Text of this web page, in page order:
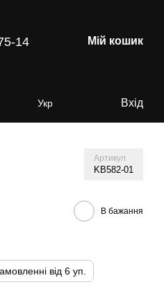
14 Мій кошик
Укр Вхід
Артикул
KB582-01
В бажання
від 6 уп.